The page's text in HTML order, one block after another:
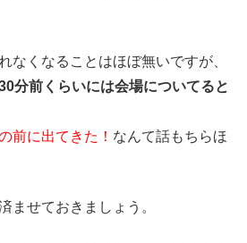
なくなることはほぼ無いですが、
分前くらいには会場についてると
前に出てきた！ なんて話もちらほ
ませておきましょう。